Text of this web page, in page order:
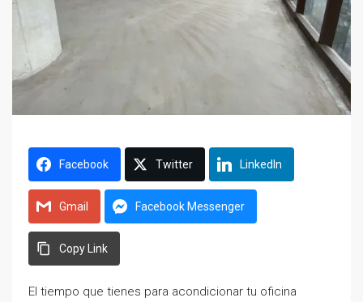
Facebook Twitter LinkedIn
Gmail Facebook Messenger
Copy Link
El tiempo que tienes para acondicionar tu oficina